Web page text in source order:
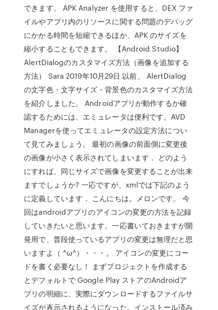
できます。 APK Analyzer を使用すると、DEX ファ
イルやアプリ内のリソースに関する問題のデバッグ
にかかる時間を短縮できるほか、APK のサイズを
縮小することもできます。 【Android Studio】
AlertDialogのカスタマイズ方法（画像を追加する
方法） Sara 2019年10月29日 以前、 AlertDialog
の文字色・文字サイズ・背景色のカスタマイズ方法
を紹介しました。 Androidアプリが動作するか確
認するためには、エミュレータは便利です。AVD
Managerを使ってエミュレータの設定方法につい
て見てみましょう。 最初の画像の前面側に変更後
の画像が小さく表示されてしまいます． どのよう
にすれば、同じサイズで画像を変更することが出来
ますでしょうか? 一応ですが、xmlでは下記のよう
に定義しています． こんにちは。メロンです。 今
回はandroidアプリのアイコンの変更の方法を記録
していきたいと思います。一応書いておきますが開
発用で、普段使っているアプリの変更は無理だと思
いますよ（ ^ω^）・・・。 アイコンの変更にコー
ドを書く必要なし！ まずプロジェクトを作成する
とデフォルトで Google Play ストアのAndroidア
プリの明細に、実際にダウンロードするファイルサ
イズが表示されるようになった。インストール済み